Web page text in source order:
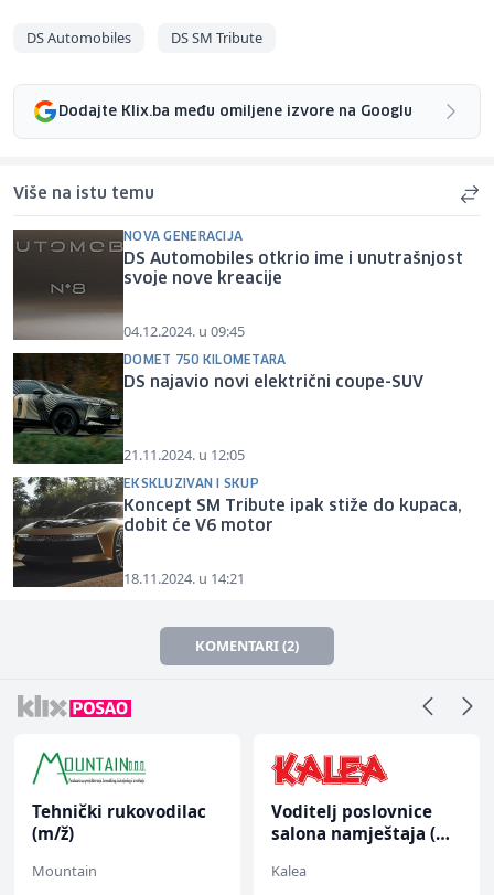
DS Automobiles DS SM Tribute
Dodajte Klix.ba među omiljene izvore na Googlu
Više na istu temu
NOVA GENERACIJA
DS Automobiles otkrio ime i unutrašnjost
svoje nove kreacije
04.12.2024. u 09:45
DOMET 750 KILOMETARA
DS najavio novi električni coupe-SUV
21.11.2024. u 12:05
EKSKLUZIVAN I SKUP
Koncept SM Tribute ipak stiže do kupaca,
dobit će V6 motor
18.11.2024. u 14:21
KOMENTARI (2)
Tehnički rukovodilac
(m/ž)
Mountain
Voditelj poslovnice
salona namještaja (m/
Kalea